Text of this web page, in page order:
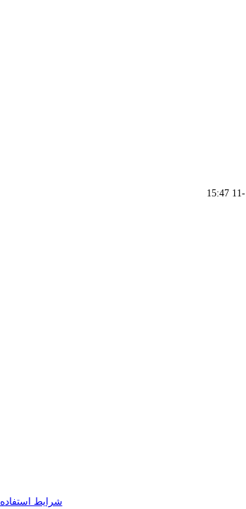
شرایط استفاده